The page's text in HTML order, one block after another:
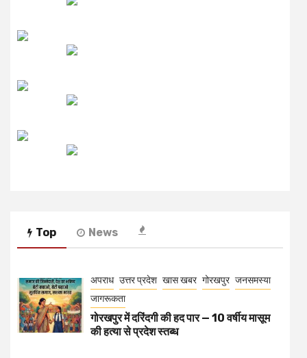
Top News
अपराध उत्तर प्रदेश खास खबर गोरखपुर जनसमस्या
जागरूकता
गोरखपुर में दरिंदगी की हद पार — 10 वर्षीय मासूम
की हत्या से प्रदेश स्तब्ध